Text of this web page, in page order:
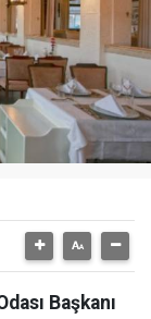
Başkanı